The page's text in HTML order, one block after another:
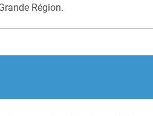
Région.